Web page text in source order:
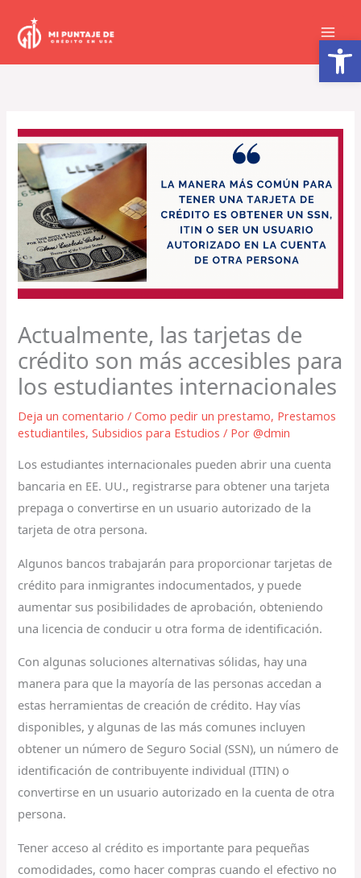
Abrir barra de herramientas
contenido
Actualmente, las tarjetas de
crédito son más accesibles para
los estudiantes internacionales
Deja un comentario /Como pedir un prestamo, Prestamos
estudiantiles,Subsidios para Estudios / Por@dmin
Los estudiantes internacionales pueden abrir una cuenta
bancaria en EE. UU., registrarse para obtener una tarjeta
prepaga o convertirse en un usuario autorizado de la
tarjeta de otra persona.
Algunos bancos trabajarán para proporcionar tarjetas de
crédito para inmigrantes indocumentados, y puede
aumentar sus posibilidades de aprobación, obteniendo
una licencia de conducir u otra forma de identificación.
Con algunas soluciones alternativas sólidas, hay una
manera para que la mayoría de las personas accedan a
estas herramientas de creación de crédito. Hay vías
disponibles, y algunas de las más comunes incluyen
obtener un número de Seguro Social (SSN), un número de
identificación de contribuyente individual (ITIN) o
convertirse en un usuario autorizado en la cuenta de otra
persona.
Tener acceso al crédito es importante para pequeñas
comodidades, como hacer compras cuando el efectivo no